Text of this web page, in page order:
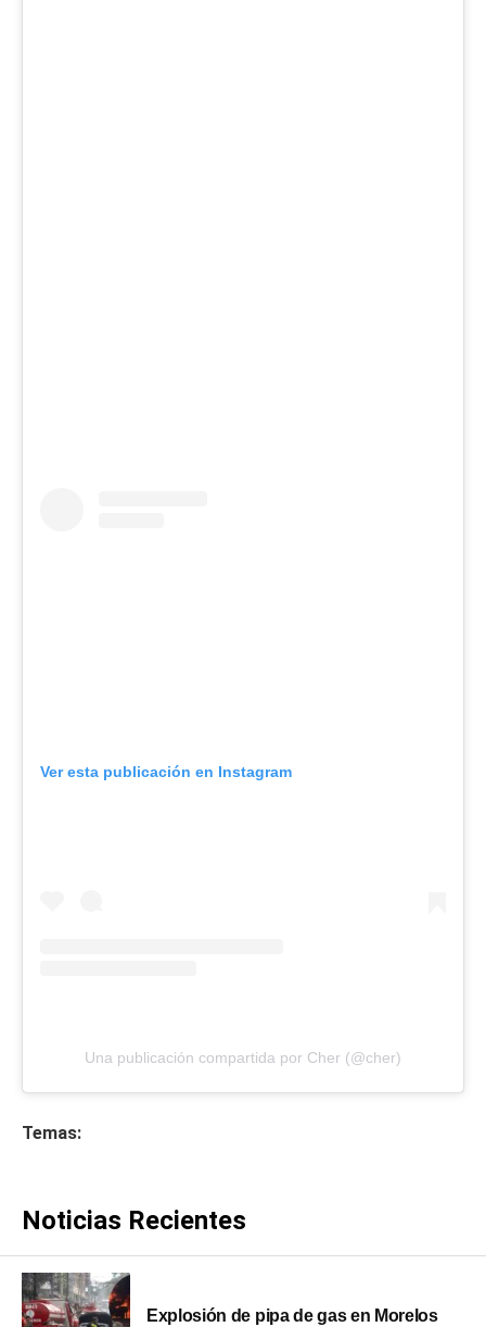
Ver esta publicación en Instagram
Una publicación compartida por Cher (@cher)
Temas:
Noticias Recientes
Explosión de pipa de gas en Morelos